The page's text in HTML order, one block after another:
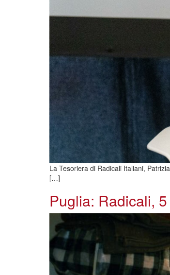
La Tesoriera di Radicali Italiani,
[…]
Puglia: Radicali,